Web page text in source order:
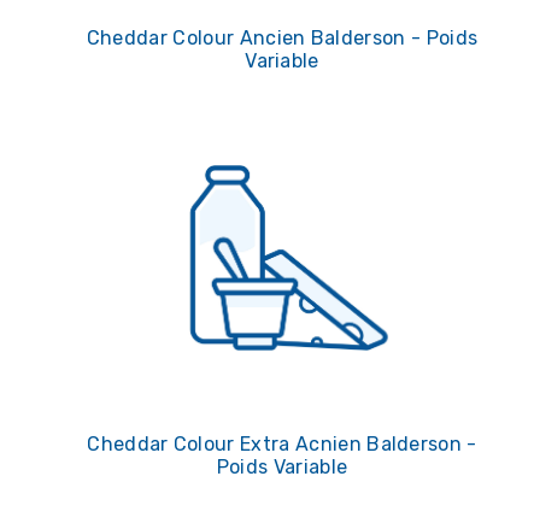
Cheddar Colour Ancien Balderson - Poids
Variable
Cheddar Colour Extra Acnien Balderson -
Poids Variable